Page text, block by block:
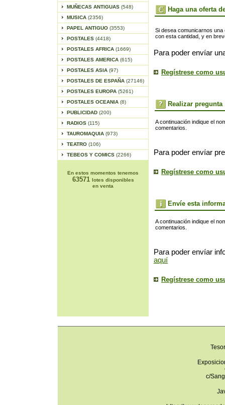
MUÑECAS ANTIGUAS (548)
MUSICA (2356)
PAPEL ANTIGUO (3553)
POSTALES (4418)
POSTALES AFRICA (1669)
POSTALES AMERICA (615)
POSTALES ASIA (97)
POSTALES DE ESPAÑA (27146)
POSTALES EUROPA (5261)
POSTALES OCEANIA (8)
PUBLICIDAD (200)
RADIOS (115)
TAUROMAQUIA (973)
TEATRO (106)
TEBEOS Y COMICS (2266)
En estos momentos tenemos
63571 lotes disponibles
en venta
Haga una oferta
Si desea comunicarnos
con esta cantidad, y en
Para poder envíar
Regístrese como
Realizar pregunta
A continuación indique el
comentarios.
Para poder envíar
Regístrese como
Envíe esta
A continuación indique el
comentarios.
Para poder envíar
aquí
Regístrese como
c/